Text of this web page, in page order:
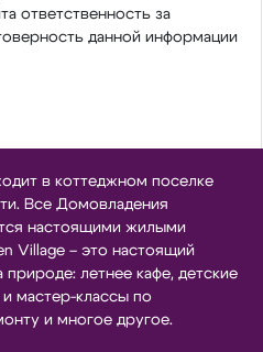
ответственность за
данной информации
в коттеджном поселке
Все Домовладения
настоящими жилыми
Village – это настоящий
летнее кафе, детские
мастер-классы по
и многое другое.